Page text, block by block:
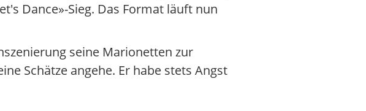
Dance»-Sieg. Das Format läuft nun
seine Marionetten zur
Schätze angehe. Er habe stets Angst